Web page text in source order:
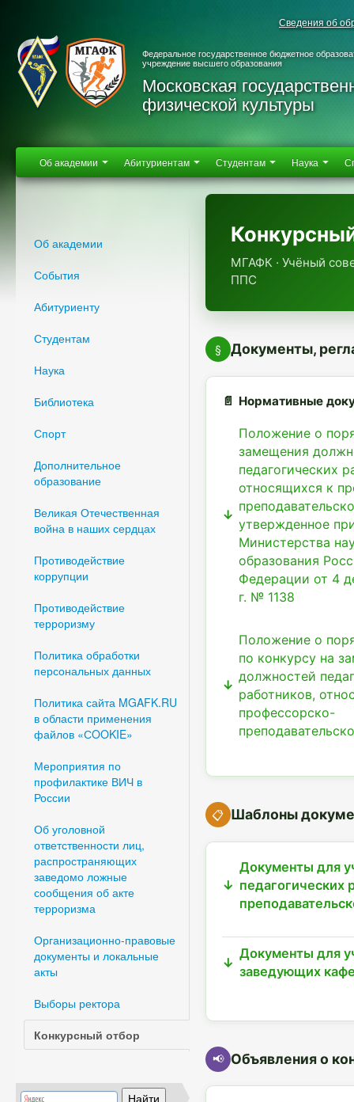
Сведения об
Федеральное государственное бюджетное
учреждение высшего образования
Московская
физической культуры
Об академии Абитуриентам Студентам Наука
Об академии
События
Абитуриенту
Студентам
Наука
Библиотека
Спорт
Дополнительное
образование
Великая Отечественная
война в наших сердцах
Противодействие
коррупции
Противодействие
терроризму
Политика обработки
персональных данных
Политика сайта MGAFK.RU
в области применения
файлов «СOOKIE»
Мероприятия по
профилактике ВИЧ в
России
Об уголовной
ответственности лиц,
распространяющих
заведомо ложные
сообщения об акте
терроризма
Организационно-правовые
документы и локальные
акты
Выборы ректора
Конкурсный отбор
МГАФК · Учёный
ППС
§ Документы,
Нормативные
Положение о
замещения
педагогических
относящихся к
утвержденное
Министерства
образования
Федерации от 4
г. № 1138
Положение о
по конкурсу на
должностей
работников,
профессорско-
📋 Шаблоны
Документы для
педагогических
Документы для
заведующих
📢 Объявления о